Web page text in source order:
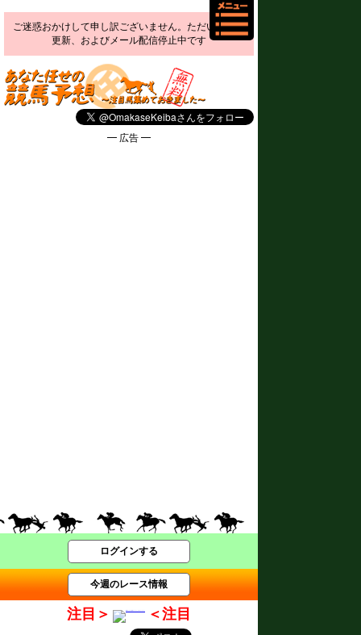
ご迷惑おかけして申し訳ございません。ただいま予想
更新、およびメール配信停止中です
━ 広告 ━
ログインする
今週のレース情報
注目＞ ＜注目